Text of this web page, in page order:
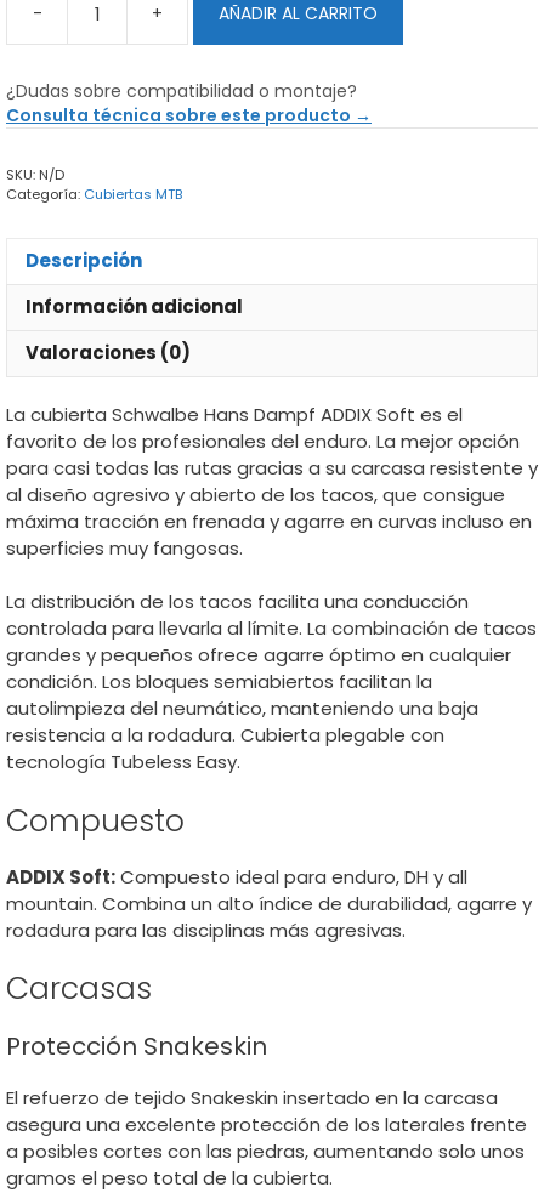
-
Schwalbe
Hans
ADDIX
Soft
+ AÑADIR AL CARRITO
¿Dudas sobre compatibilidad o montaje?
Consulta técnica sobre este producto →
SKU: N/D
Categoría: Cubiertas MTB
Descripción
Información adicional
Valoraciones (0)
La cubierta Schwalbe Hans Dampf ADDIX Soft es el
favorito de los profesionales del enduro. La mejor opción
para casi todas las rutas gracias a su carcasa resistente y
al diseño agresivo y abierto de los tacos, que consigue
máxima tracción en frenada y agarre en curvas incluso en
superficies muy fangosas.
La distribución de los tacos facilita una conducción
controlada para llevarla al límite. La combinación de tacos
grandes y pequeños ofrece agarre óptimo en cualquier
condición. Los bloques semiabiertos facilitan la
autolimpieza del neumático, manteniendo una baja
resistencia a la rodadura. Cubierta plegable con
tecnología Tubeless Easy.
Compuesto
ADDIX Soft:Compuesto ideal para enduro, DH y all
mountain. Combina un alto índice de durabilidad, agarre y
rodadura para las disciplinas más agresivas.
Carcasas
Protección Snakeskin
El refuerzo de tejido Snakeskin insertado en la carcasa
asegura una excelente protección de los laterales frente
a posibles cortes con las piedras, aumentando solo unos
gramos el peso total de la cubierta.